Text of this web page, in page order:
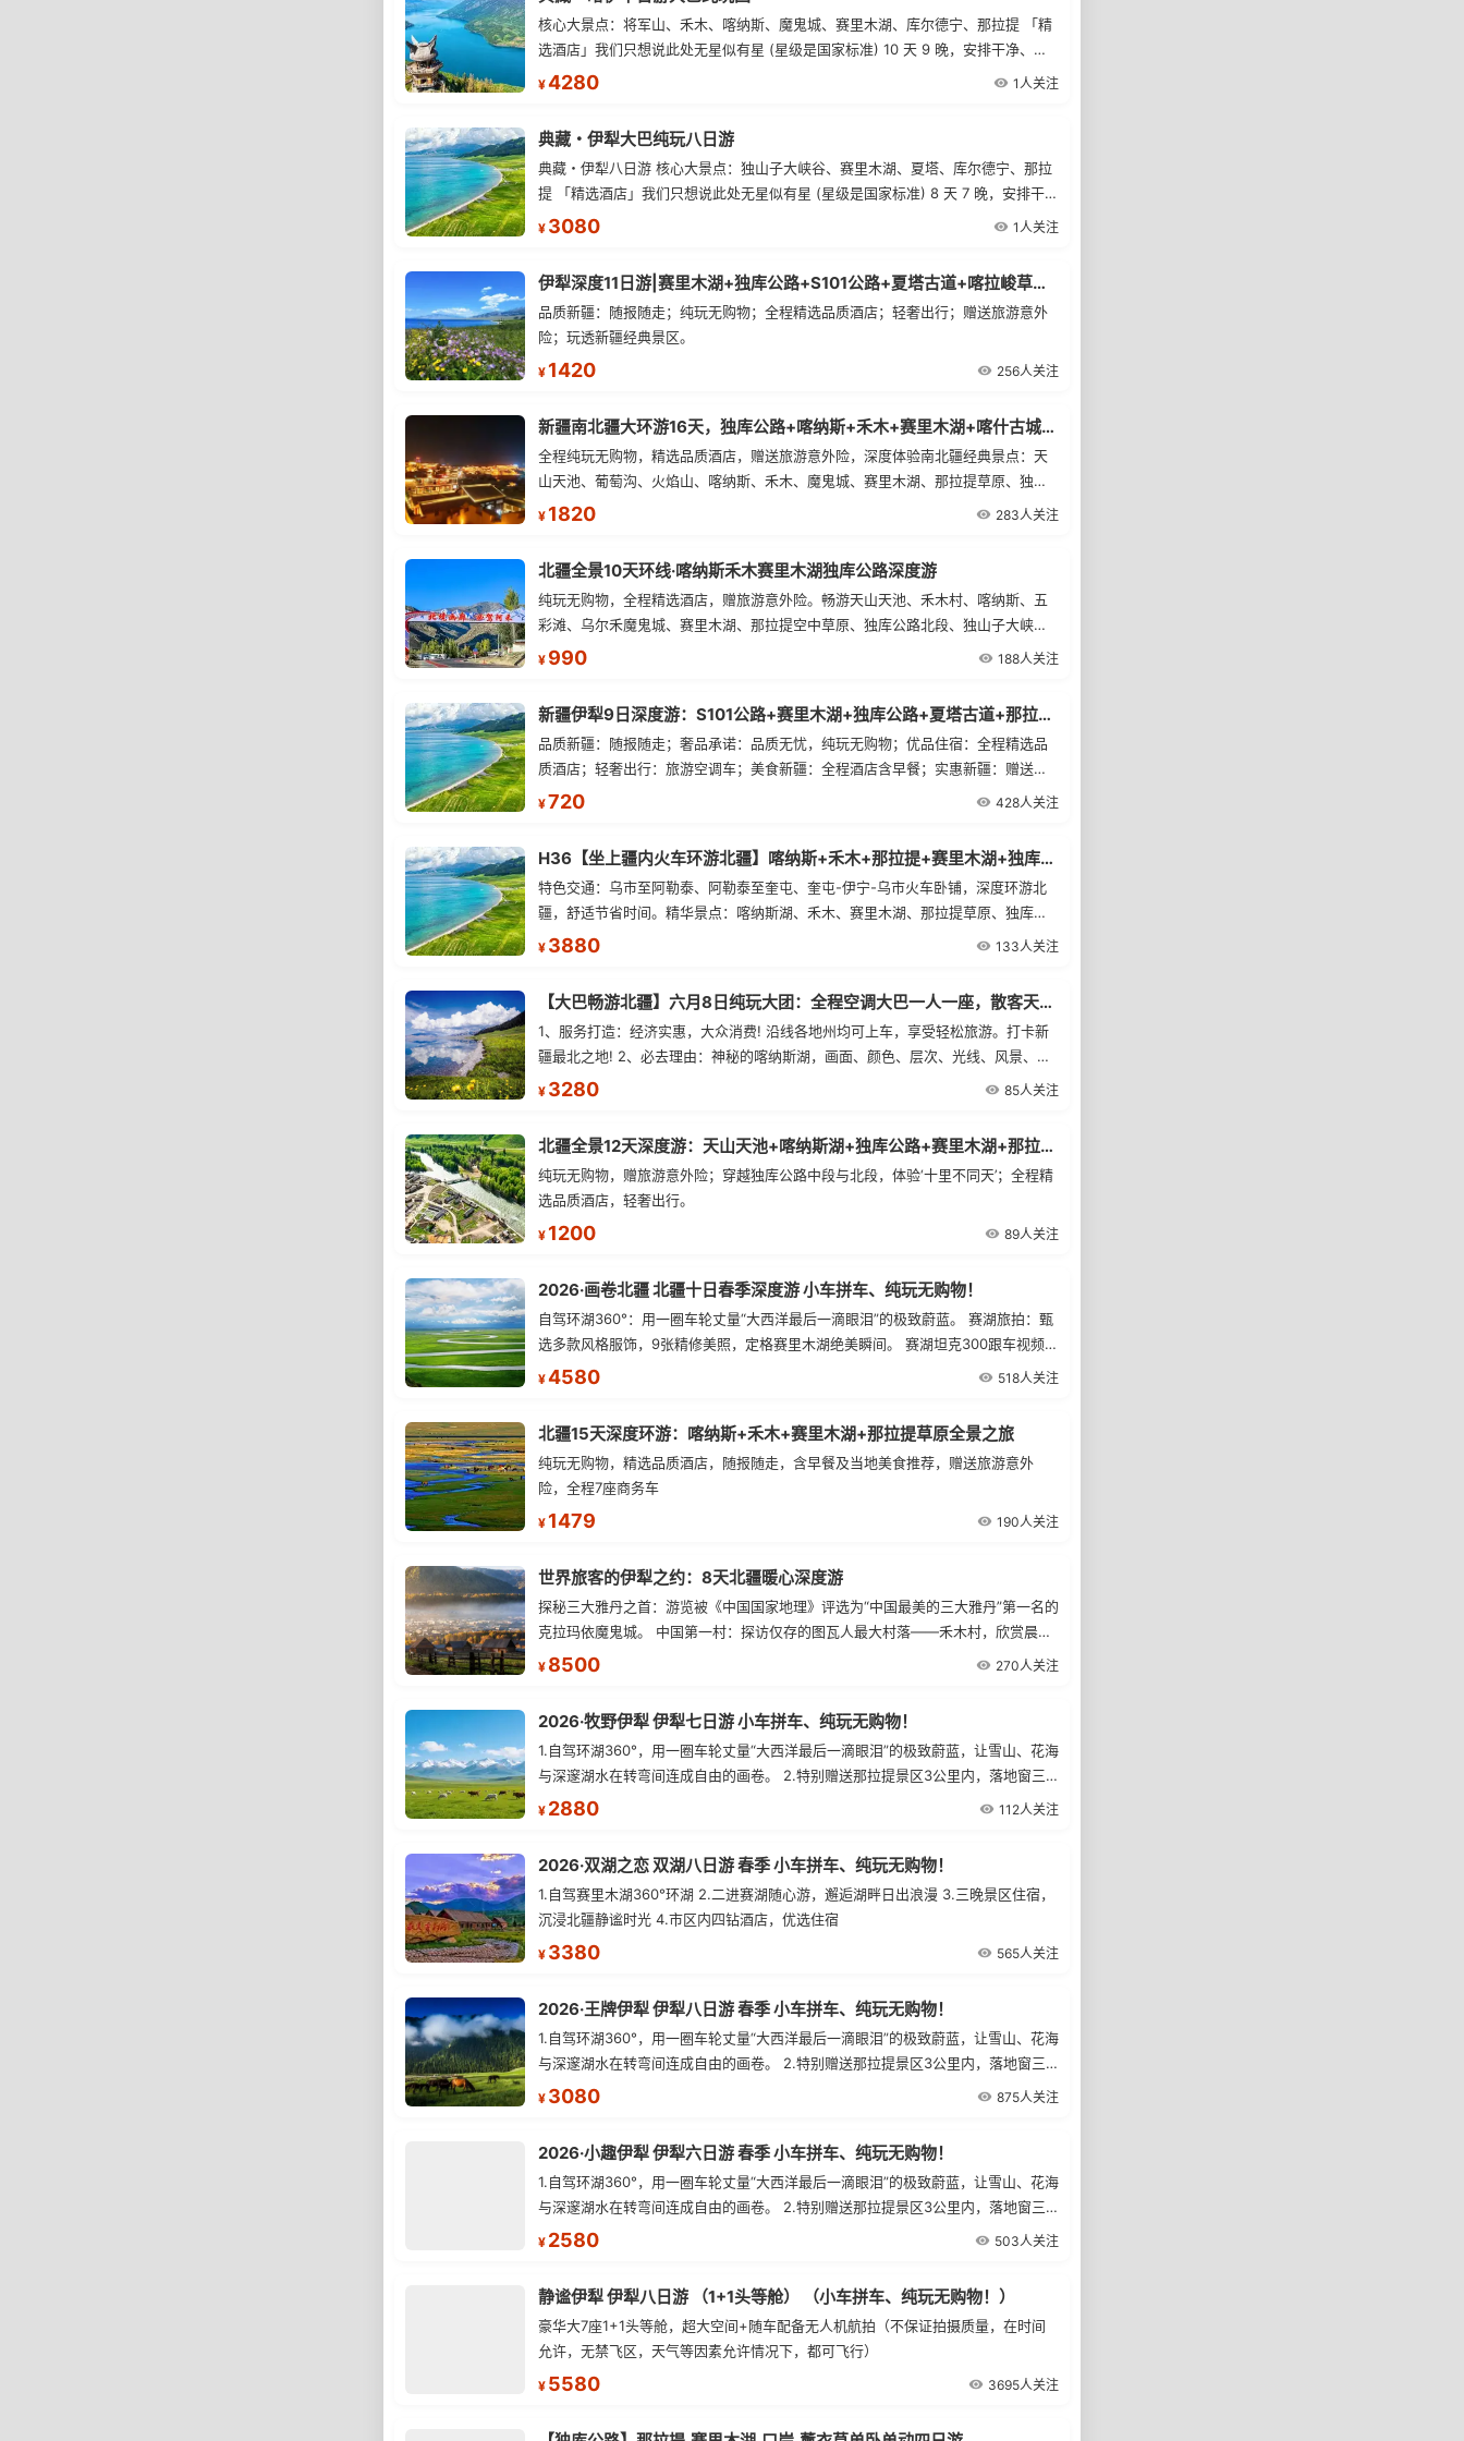
核心大景点：将军山、禾木、喀纳斯、魔鬼城、赛里木湖、库尔德宁、那拉提 「精
选酒店」我们只想说此处无星似有星 (星级是国家标准) 10 天 9 晚，安排干净、卫
生、舒适的经济型住宿 (双人标间)，不提供大床房。 「行程用车」根据报团人数
都不少！只要舒适、纯玩、零购物、超高性价比！“要啥自行车呢？” 各类体验性活
动属于自费自愿，游客不提请求旅行社不安排！ 真的骑在名马背上 — 弗里斯兰・
马背繁花 【独家项目世界名马 — 弗里斯兰 仅为我有】 在花海中漫步，与著名荷兰
名马 — 弗里斯兰留影 免费赠送 20 秒左右带剪辑视频
¥4280 1人关注
典藏・伊犁大巴纯玩八日游
典藏・伊犁八日游 核心大景点：独山子大峡谷、赛里木湖、夏塔、库尔德宁、那拉
提 「精选酒店」我们只想说此处无星似有星 (星级是国家标准) 8 天 7 晚，安排干
净、卫生、舒适的经济型住宿 (双人标间)，不提供大床房。 「行程用车」根据报团
排 7 座商务 (无导游) 大巴车一换、价格减一半，更舒适、真纯玩、0 购物、无套路
一样都不少！只要舒适、纯玩、零购物、超高性价比！“要啥自行车呢？” 各类体验
性活动属于自费自愿，游客不提请求旅行社不安排！ 真的骑在名马背上 — 弗里斯
兰・马背繁花 【独家项目世界名马 — 弗里斯兰 仅为我有】 在花海中漫步，与著名
荷兰名马 — 弗里斯兰留影 免费赠送 20 秒左右带剪辑视频
¥ 3080 1人关注
伊犁深度11日游|赛里木湖+独库公路+S101公路+夏塔古道+喀拉峻草原+那拉提草原
品质新疆：随报随走；纯玩无购物；全程精选品质酒店；轻奢出行；赠送旅游意外
险；玩透新疆经典景区。
¥ 1420 256人关注
新疆南北疆大环游16天，独库公路+喀纳斯+禾木+赛里木湖+喀什古城全景深度游
全程纯玩无购物，精选品质酒店，赠送旅游意外险，深度体验南北疆经典景点：天
山天池、葡萄沟、火焰山、喀纳斯、禾木、魔鬼城、赛里木湖、那拉提草原、独库
公路、巴音布鲁克、天山神秘大峡谷、温宿大峡谷、沙漠公路、喀什古城、帕米尔
¥ 1820 283人关注
北疆全景10天环线·喀纳斯禾木赛里木湖独库公路深度游
纯玩无购物，全程精选酒店，赠旅游意外险。畅游天山天池、禾木村、喀纳斯、五
彩滩、乌尔禾魔鬼城、赛里木湖、那拉提空中草原、独库公路北段、独山子大峡谷
等经典景点，体验S21沙漠公路、阿禾公路、果子沟大桥等特色路段。
¥ 990 188人关注
新疆伊犁9日深度游：S101公路+赛里木湖+独库公路+夏塔古道+那拉提草原
品质新疆：随报随走；奢品承诺：品质无忧，纯玩无购物；优品住宿：全程精选品
质酒店；轻奢出行：旅游空调车；美食新疆：全程酒店含早餐；实惠新疆：赠送旅
游意外险。
¥720 428人关注
H36【坐上疆内火车环游北疆】喀纳斯+禾木+那拉提+赛里木湖+独库公路四卧八日游
特色交通：乌市至阿勒泰、阿勒泰至奎屯、奎屯-伊宁-乌市火车卧铺，深度环游北
疆，舒适节省时间。精华景点：喀纳斯湖、禾木、赛里木湖、那拉提草原、独库公
路北段、百里画廊、唐布拉草原。尊享品质：喀纳斯段升级2-8人小团，全程纯玩。
¥ 3880 133人关注
【大巴畅游北疆】六月8日纯玩大团：全程空调大巴一人一座，散客天天发！
1、服务打造：经济实惠，大众消费! 沿线各地州均可上车，享受轻松旅游。打卡新
疆最北之地! 2、必去理由：神秘的喀纳斯湖，画面、颜色、层次、光线、风景、人
物、场面……一个都不少!。你可以拍摄出 你拍照生涯中最亮丽的画面。喀纳斯的景
卡：人间仙境喀纳斯湖，神的自留地禾木古村、五彩滩、世界陆上魔鬼城、途观胡
杨林、百里油田。参 观：赛里木湖，那拉提，库尔德宁，独库公路北段! 4、特殊提
示：5月是新疆淡季，旅行社使用的是景点上年度奖励票，任何证件不再退费!
¥ 3280 85人关注
北疆全景12天深度游：天山天池+喀纳斯湖+独库公路+赛里木湖+那拉提草原
纯玩无购物，赠旅游意外险；穿越独库公路中段与北段，体验‘十里不同天’；全程精
选品质酒店，轻奢出行。
¥ 1200 89人关注
2026·画卷北疆 北疆十日春季深度游 小车拼车、纯玩无购物！
自驾环湖360°：用一圈车轮丈量“大西洋最后一滴眼泪”的极致蔚蓝。 赛湖旅拍：甄
选多款风格服饰，9张精修美照，定格赛里木湖绝美瞬间。 赛湖坦克300跟车视频：
专业摄影师拍摄带剪辑，一团一条。 佛里斯兰·马背繁花：在花海骑乘著名荷兰马匹
木屋时光，在“神的自留地”禾木村漫步，让白桦林、原木小屋与晨雾炊烟成为你的背
景板。
¥4580 518人关注
北疆15天深度环游：喀纳斯+禾木+赛里木湖+那拉提草原全景之旅
纯玩无购物，精选品质酒店，随报随走，含早餐及当地美食推荐，赠送旅游意外
险，全程7座商务车
¥ 1479 190人关注
世界旅客的伊犁之约：8天北疆暖心深度游
探秘三大雅丹之首：游览被《中国国家地理》评选为“中国最美的三大雅丹”第一名的
克拉玛依魔鬼城。 中国第一村：探访仅存的图瓦人最大村落——禾木村，欣赏晨雾
与小木屋交织的仙境。 喀纳斯变色湖：登观鱼亭俯瞰四分之三的喀纳斯湖面，看湖
山、草原与湖泊的绝景尽收眼底。
¥ 8500 270人关注
2026·牧野伊犁 伊犁七日游 小车拼车、纯玩无购物！
1.自驾环湖360°，用一圈车轮丈量“大西洋最后一滴眼泪”的极致蔚蓝，让雪山、花海
与深邃湖水在转弯间连成自由的画卷。 2.特别赠送那拉提景区3公里内，落地窗三
钻民宿（如民宿未开放，安排同级别民宿或酒店） 3.3月28日-4月10日落地期间团
泉深情相遇
¥ 2880 112人关注
2026·双湖之恋 双湖八日游 春季 小车拼车、纯玩无购物！
1.自驾赛里木湖360°环湖 2.二进赛湖随心游，邂逅湖畔日出浪漫 3.三晚景区住宿，
沉浸北疆静谧时光 4.市区内四钻酒店，优选住宿
¥ 3380 565人关注
2026·王牌伊犁 伊犁八日游 春季 小车拼车、纯玩无购物！
1.自驾环湖360°，用一圈车轮丈量“大西洋最后一滴眼泪”的极致蔚蓝，让雪山、花海
与深邃湖水在转弯间连成自由的画卷。 2.特别赠送那拉提景区3公里内，落地窗三
钻民宿（如民宿未开放，安排同级别民宿或酒店） 3.3月28日-4月10日落地期间团
会在次体验独库风光。 5.库尔德宁自驾踏入世界自然遗产的绿谷深处，让雪岭云杉
的清香沁入肺腑，在"天山最美绿谷"中找回久违的宁静与自由。
¥ 3080 875人关注
2026·小趣伊犁 伊犁六日游 春季 小车拼车、纯玩无购物！
1.自驾环湖360°，用一圈车轮丈量“大西洋最后一滴眼泪”的极致蔚蓝，让雪山、花海
与深邃湖水在转弯间连成自由的画卷。 2.特别赠送那拉提景区3公里内，落地窗三
钻民宿（如民宿未开放，安排同级别民宿或酒店） 3.3月28日-4月10日落地期间团
会在次体验独库风光。
¥ 2580 503人关注
静谧伊犁 伊犁八日游 （1+1头等舱） （小车拼车、纯玩无购物！）
豪华大7座1+1头等舱，超大空间+随车配备无人机航拍（不保证拍摄质量，在时间
允许，无禁飞区，天气等因素允许情况下，都可飞行）
¥ 5580 3695人关注